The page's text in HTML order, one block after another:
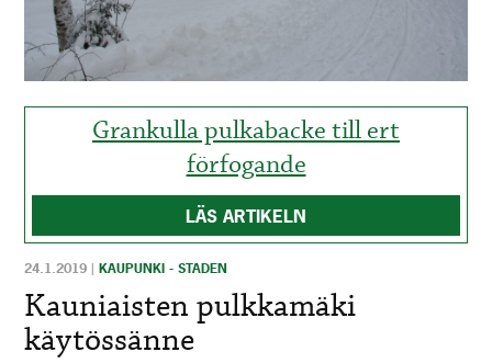
MAINOSTAJILLE
ANNONSÖRER
Grankulla pulkabacke till ert
förfogande
LÄS ARTIKELN
24.1.2019 |KAUPUNKI - STADEN
Kauniaisten pulkkamäki
käytössänne